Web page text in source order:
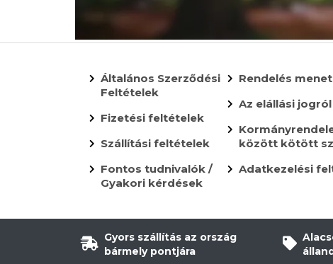
Általános Szerződési
Feltételek
Fizetési feltételek
Szállítási feltételek
Fontos tudnivalók /
Gyakori kérdések
Rendelés
Az elállási jogról
között kötött
Adatkezelési
Gyors szállítás az ország
bármely pontjára